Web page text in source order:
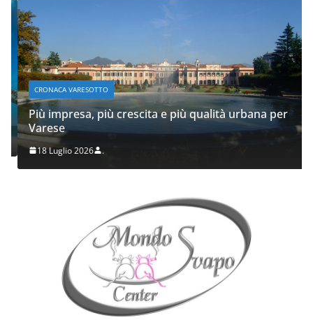
CRONACA VARESOTTO
Più impresa, più crescita e più qualità urbana per
Varese
18 Luglio 2026 .